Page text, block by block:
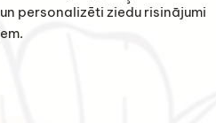
personalizēti ziedu risinājumi